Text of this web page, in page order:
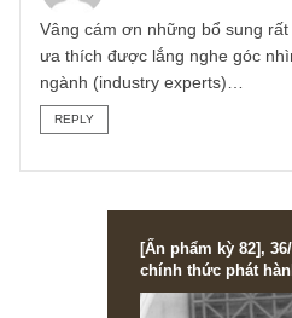
dụng, gây áp lực lên xã hội
truyền thông, xã hội lên án
tiếp thị như các nước tiên tiến.
3. Việc phụ thuộc B2B quá
4. Nghị định 100, nghị định
ảnh hưởng đến hành vi của